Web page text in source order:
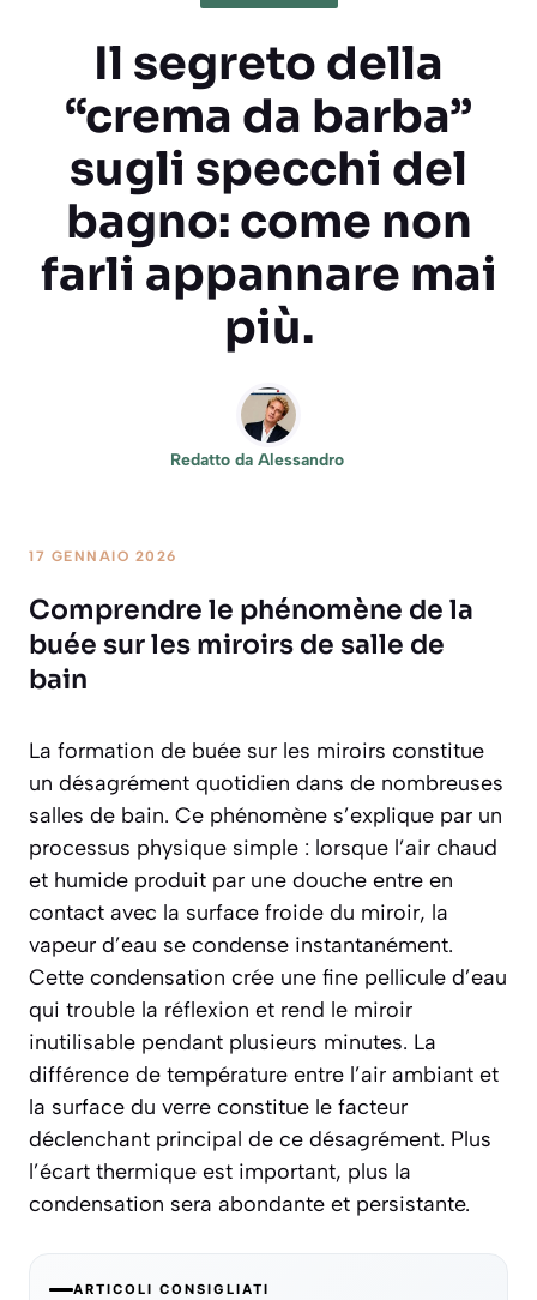
Il segreto della
“crema da barba”
sugli specchi del
bagno: come non
farli appannare mai
più.
Redatto da Alessandro
17 GENNAIO 2026
Comprendre le phénomène de la
buée sur les miroirs de salle de
bain
La formation de buée sur les miroirs constitue
un désagrément quotidien dans de nombreuses
salles de bain. Ce phénomène s’explique par un
processus physique simple : lorsque l’air chaud
et humide produit par une douche entre en
contact avec la surface froide du miroir, la
vapeur d’eau se condense instantanément.
Cette condensation crée une fine pellicule d’eau
qui trouble la réflexion et rend le miroir
inutilisable pendant plusieurs minutes. La
différence de température entre l’air ambiant et
la surface du verre constitue le facteur
déclenchant principal de ce désagrément. Plus
l’écart thermique est important, plus la
condensation sera abondante et persistante.
ARTICOLI CONSIGLIATI